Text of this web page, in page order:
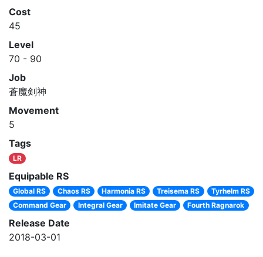
Cost
45
Level
70 - 90
Job
蒼魔剣神
Movement
5
Tags
LR
Equipable RS
Global RS Chaos RS Harmonia RS Treisema RS
Tyrhelm RS
Command Gear
Integral Gear Imitate Gear Fourth Ragnarok
Release Date
2018-03-01